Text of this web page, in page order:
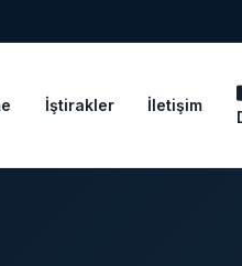
İştirakler İletişim